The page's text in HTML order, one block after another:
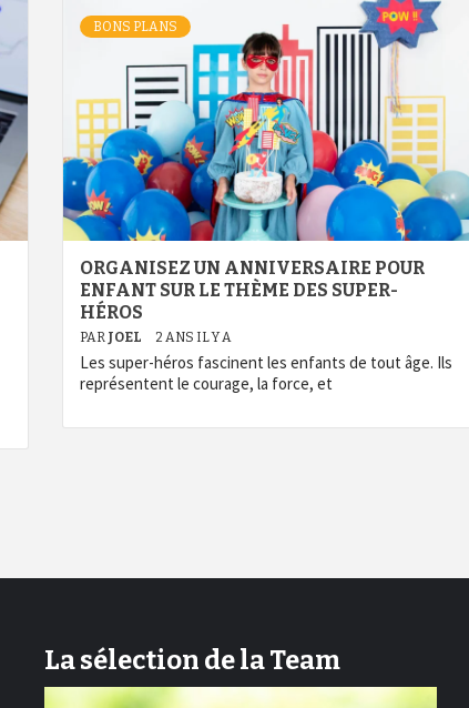
BONS PLANS
ORGANISEZ UN ANNIVERSAIRE POUR
ENFANT SUR LE THÈME DES SUPER-
HÉROS
PAR JOEL 2 ANS IL Y A
Les super-héros fascinent les enfants de tout âge. Ils
représentent le courage, la force, et
La sélection de la Team